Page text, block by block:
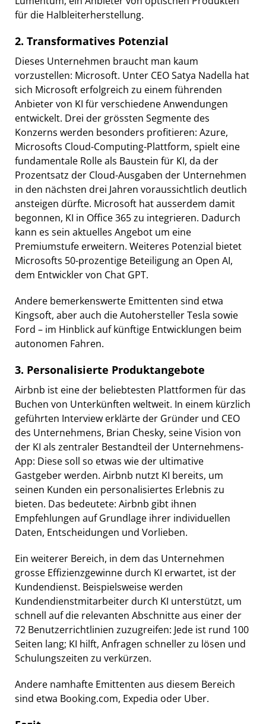
für die Halbleiterherstellung.
2. Transformatives Potenzial
Dieses Unternehmen braucht man kaum
vorzustellen: Microsoft. Unter CEO Satya Nadella hat
sich Microsoft erfolgreich zu einem führenden
Anbieter von KI für verschiedene Anwendungen
entwickelt. Drei der grössten Segmente des
Konzerns werden besonders profitieren: Azure,
Microsofts Cloud-Computing-Plattform, spielt eine
fundamentale Rolle als Baustein für KI, da der
Prozentsatz der Cloud-Ausgaben der Unternehmen
in den nächsten drei Jahren voraussichtlich deutlich
ansteigen dürfte. Microsoft hat ausserdem damit
begonnen, KI in Office 365 zu integrieren. Dadurch
kann es sein aktuelles Angebot um eine
Premiumstufe erweitern. Weiteres Potenzial bietet
Microsofts 50-prozentige Beteiligung an Open AI,
dem Entwickler von Chat GPT.
Andere bemerkenswerte Emittenten sind etwa
Kingsoft, aber auch die Autohersteller Tesla sowie
Ford – im Hinblick auf künftige Entwicklungen beim
autonomen Fahren.
3. Personalisierte Produktangebote
Airbnb ist eine der beliebtesten Plattformen für das
Buchen von Unterkünften weltweit. In einem kürzlich
geführten Interview erklärte der Gründer und CEO
des Unternehmens, Brian Chesky, seine Vision von
der KI als zentraler Bestandteil der Unternehmens-
App: Diese soll so etwas wie der ultimative
Gastgeber werden. Airbnb nutzt KI bereits, um
seinen Kunden ein personalisiertes Erlebnis zu
bieten. Das bedeutete: Airbnb gibt ihnen
Empfehlungen auf Grundlage ihrer individuellen
Daten, Entscheidungen und Vorlieben.
Ein weiterer Bereich, in dem das Unternehmen
grosse Effizienzgewinne durch KI erwartet, ist der
Kundendienst. Beispielsweise werden
Kundendienstmitarbeiter durch KI unterstützt, um
schnell auf die relevanten Abschnitte aus einer der
72 Benutzerrichtlinien zuzugreifen: Jede ist rund 100
Seiten lang; KI hilft, Anfragen schneller zu lösen und
Schulungszeiten zu verkürzen.
Andere namhafte Emittenten aus diesem Bereich
sind etwa Booking.com, Expedia oder Uber.